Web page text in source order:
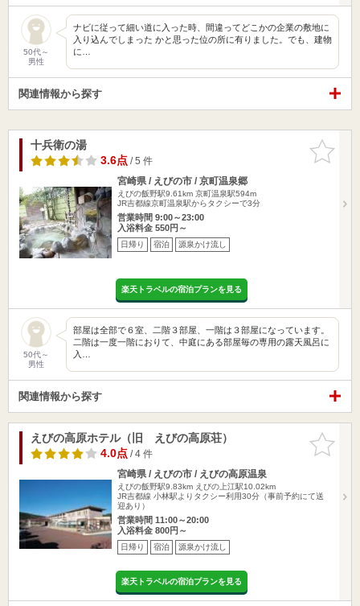
50代～
男性
ナビに従って細い道に入った時、間違ってどこかの企業の敷地に
入り込んでしまった かと思った位の所に有りました。でも、建物
に…
関連情報から探す
お気に入
りに追加
十兵衛の湯
3.6点/ 5 件
宮崎県 / えびの市 / 京町温泉郷
えびの飯野駅9.61km 京町温泉駅594m
JR吉都線京町温泉駅からタクシーで3分
営業時間 9:00～23:00
入浴料金 550円～
日帰り 宿泊 源泉かけ流し
楽天トラベルの宿泊プランを見る
50代～
男性
部屋は全部で６室、二階３部屋、一階は３部屋になっています。
二階は一度一階におりて、中庭にある部屋毎の専用の露天風呂に
入…
関連情報から探す
お気に入
りに追加
えびの高原ホテル（旧 えびの高原荘）
4.0点/ 4 件
宮崎県 / えびの市 / えびの高原温泉
えびの飯野駅9.83km えびの上江駅10.02km
JR吉都線 小林駅よりタクシー利用30分（事前予約にて送
迎あり）
営業時間 11:00～20:00
入浴料金 800円～
日帰り 宿泊 源泉かけ流し
楽天トラベルの宿泊プランを見る